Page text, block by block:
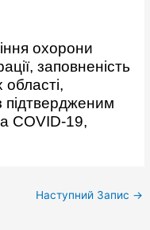
охорони
заповненість
підтвердженим
COVID-19,
Наступний Запис →